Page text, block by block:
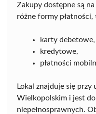
Zakupy dostępne są
różne formy płatności,
karty debetowe,
kredytowe,
płatności
Lokal znajduje się
Wielkopolskim i jest
niepełnosprawnych.